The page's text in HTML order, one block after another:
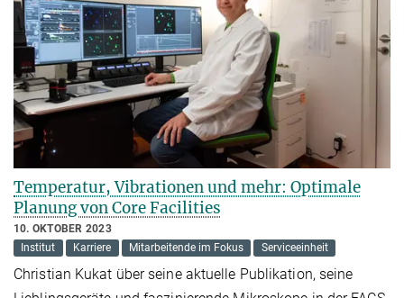
Temperatur, Vibrationen und mehr: Optimale
Planung von Core Facilities
10. OKTOBER 2023
Institut
Karriere Mitarbeitende im Fokus Serviceeinheit
Christian Kukat über seine aktuelle Publikation, seine